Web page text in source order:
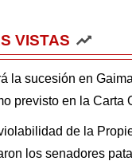
VISTAS
la sucesión en
previsto en la Carta
de la
los senadores